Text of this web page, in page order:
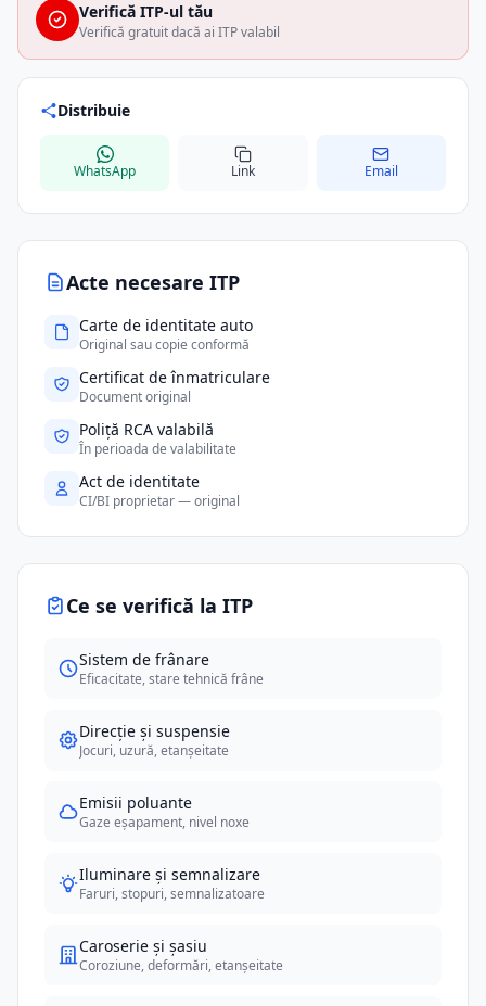
Acte necesare ITP
Carte de identitate auto
Original sau copie conformă
Certificat de înmatriculare
Document original
Poliță RCA valabilă
În perioada de valabilitate
Act de identitate
CI/BI proprietar — original
Ce se verifică la ITP
Sistem de frânare
Eficacitate, stare tehnică frâne
Direcție și suspensie
Jocuri, uzură, etanșeitate
Emisii poluante
Gaze eșapament, nivel noxe
Iluminare și semnalizare
Faruri, stopuri, semnalizatoare
Caroserie și șasiu
Coroziune, deformări, etanșeitate
Verifică ITP-ul tău
Verifică gratuit dacă ai ITP valabil
Distribuie
WhatsApp Link Email